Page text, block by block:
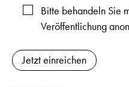
Bitte behandeln Sie
Veröffentlichung